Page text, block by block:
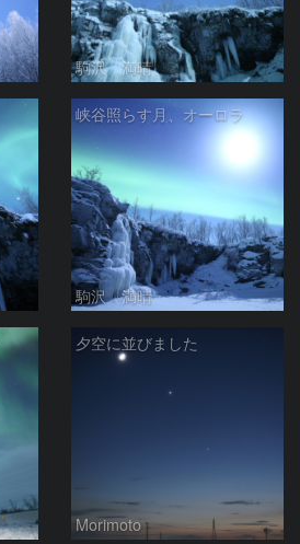
駒沢 満晴
峡谷照らす月、オーロラ
駒沢 満晴
夕空に並びました
Morimoto